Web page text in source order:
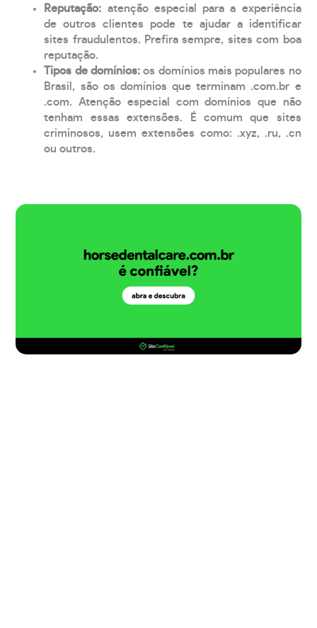
Reputação: atenção especial para a experiência
de outros clientes pode te ajudar a identificar
sites fraudulentos. Prefira sempre, sites com boa
reputação.
Tipos de domínios:os domínios mais populares no
Brasil, são os domínios que terminam .com.br e
.com. Atenção especial com domínios que não
tenham essas extensões. É comum que sites
criminosos, usem extensões como: .xyz, .ru, .cn
ou outros.